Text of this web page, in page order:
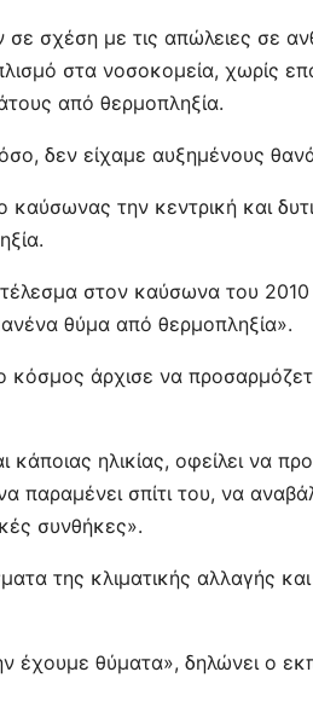
σχέση με τις απώλειες σε
στα νοσοκομεία, χωρίς
από θερμοπληξία.
δεν είχαμε αυξημένους
καύσωνας την κεντρική και
στον καύσωνα του
θύμα από θερμοπληξία».
κόσμος άρχισε να
ηλικίας, οφείλει να
σπίτι του, να
συνθήκες».
της κλιματικής αλλαγής
έχουμε θύματα», δηλώνει ο